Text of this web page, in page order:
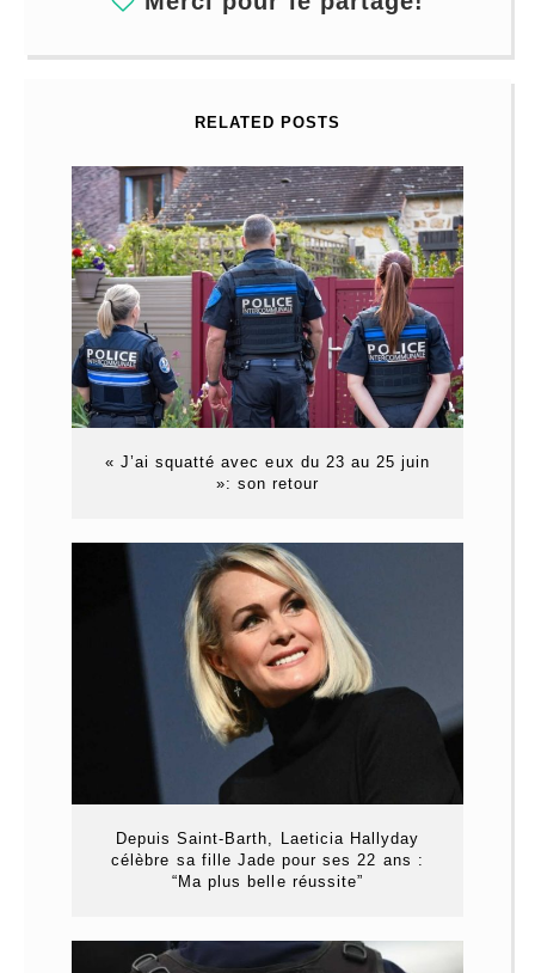
RELATED POSTS
« J’ai squatté avec eux du 23 au 25 juin
»: son retour
Depuis Saint-Barth, Laeticia Hallyday
célèbre sa fille Jade pour ses 22 ans :
“Ma plus belle réussite”